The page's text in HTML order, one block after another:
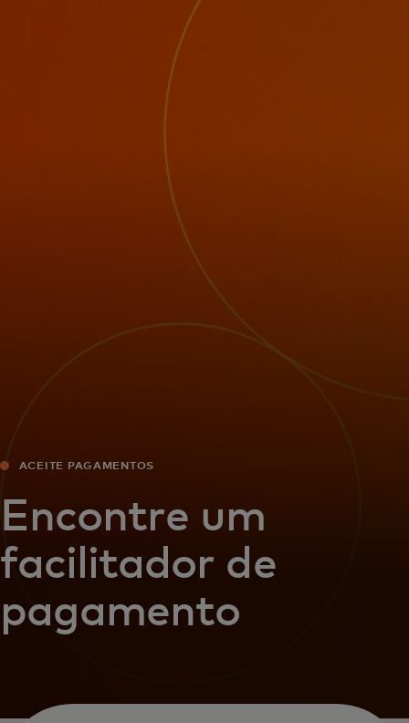
Para empresas
Para inovadores
Notícias e tendências
ACEITE PAGAMENTOS
Encontre um
facilitador de
pagamento